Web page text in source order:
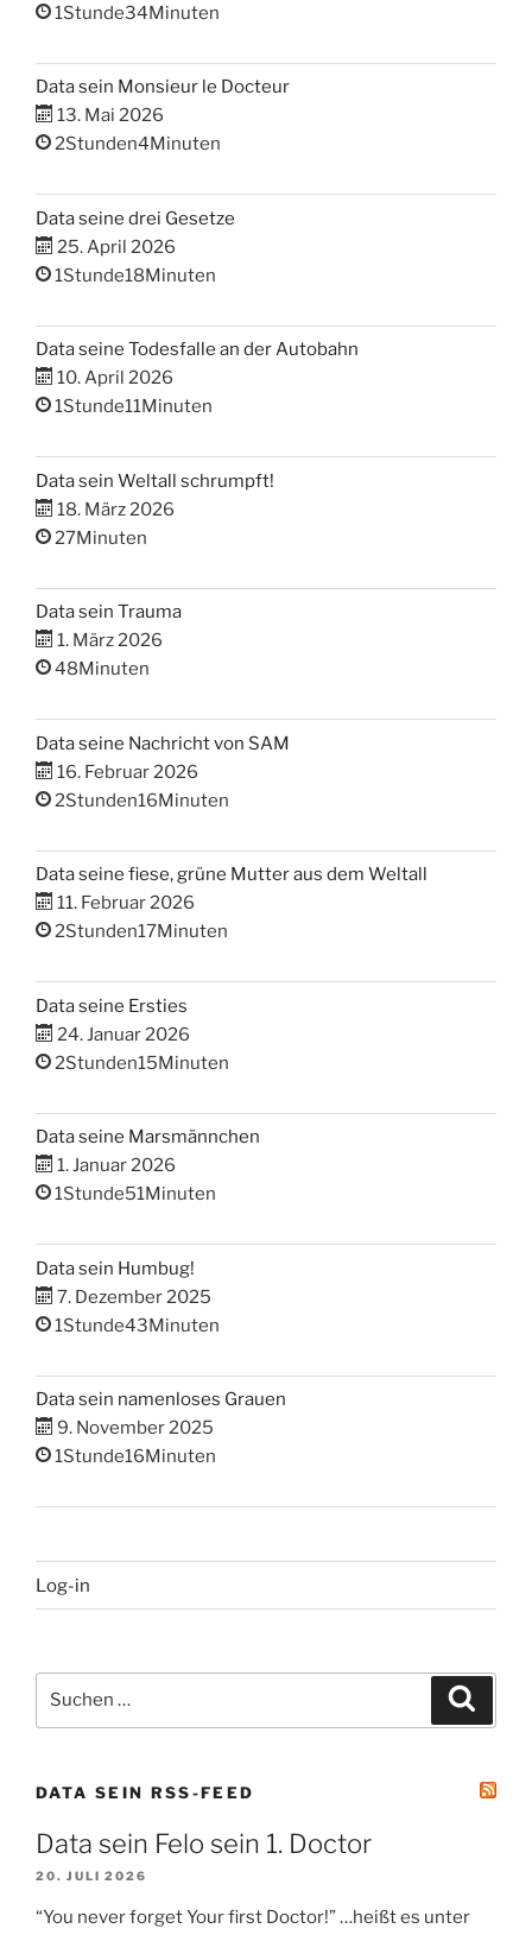
1Stunde34Minuten
Data sein Monsieur le Docteur
13. Mai 2026
2Stunden4Minuten
Data seine drei Gesetze
25. April 2026
1Stunde18Minuten
Data seine Todesfalle an der Autobahn
10. April 2026
1Stunde11Minuten
Data sein Weltall schrumpft!
18. März 2026
27Minuten
Data sein Trauma
1. März 2026
48Minuten
Data seine Nachricht von SAM
16. Februar 2026
2Stunden16Minuten
Data seine fiese, grüne Mutter aus dem Weltall
11. Februar 2026
2Stunden17Minuten
Data seine Ersties
24. Januar 2026
2Stunden15Minuten
Data seine Marsmännchen
1. Januar 2026
1Stunde51Minuten
Data sein Humbug!
7. Dezember 2025
1Stunde43Minuten
Data sein namenloses Grauen
9. November 2025
1Stunde16Minuten
Log-in
nach:
DATA SEIN RSS-FEED
Data sein Felo sein 1. Doctor
20. JULI 2026
“You never forget Your first Doctor!” …heißt es unter